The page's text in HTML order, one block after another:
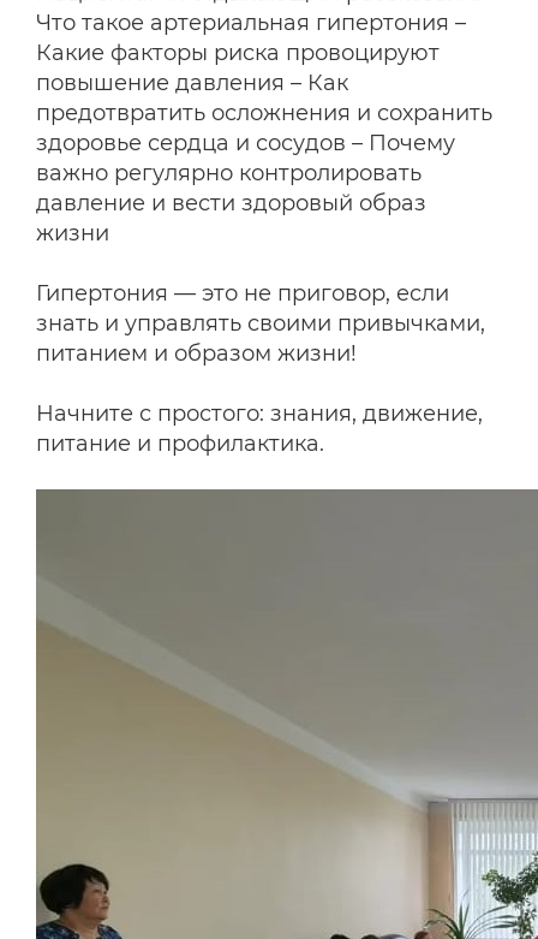
Что такое артериальная гипертония –
Какие факторы риска провоцируют
повышение давления – Как
предотвратить осложнения и сохранить
здоровье сердца и сосудов – Почему
важно регулярно контролировать
давление и вести здоровый образ
жизни
Гипертония — это не приговор, если
знать и управлять своими привычками,
питанием и образом жизни!
Начните с простого: знания, движение,
питание и профилактика.